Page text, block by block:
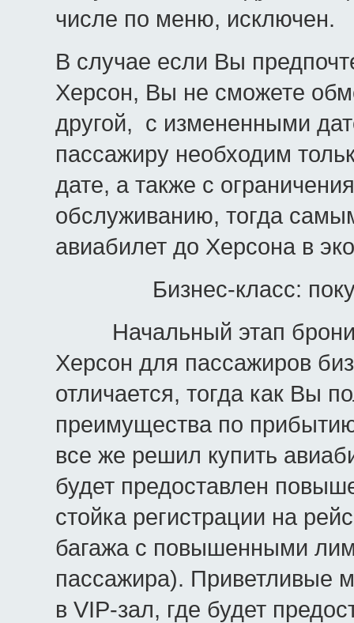
числе по меню, исключен.
В случае если Вы
Херсон, Вы не сможете
другой, с измененными
пассажиру необходим
дате, а также с
обслуживанию, тогда
авиабилет до Херсона в
Бизнес-класс:
Начальный этап
Херсон для пассажиров
отличается, тогда как Вы
преимущества по
все же решил купить
будет предоставлен
стойка регистрации на
багажа с повышенными
пассажира). Приветливые
в VIP-зал, где будет